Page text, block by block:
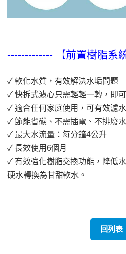
------------- 【前置樹脂系
✓ 軟化水質，有效解決水垢問題
✓ 快拆式濾心只需輕輕一轉，即
✓ 適合任何家庭使用，可有效濾
✓ 節能省碳、不需插電、不排廢水
✓ 最大水流量：每分鐘4公升
✓ 長效使用6個月
✓ 有效強化樹脂交換功能，降低
硬水轉換為甘甜軟水。
回列表